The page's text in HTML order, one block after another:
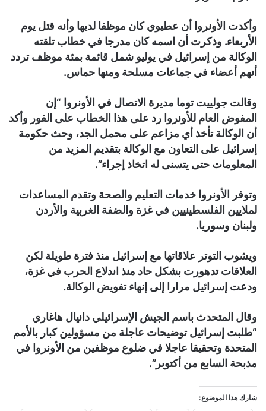
وأكدت الأونروا أن عطيوي كان موظفا لديها وأنه قتل يوم
الأربعاء. وذكرت أن اسمه كان مدرجا في خطاب تلقته
الوكالة من إسرائيل في يوليو شمل قائمة بمئة موظف تردد
أنهم أعضاء في جماعات مسلحة ومنها حماس.
وقالت جولييت توما مديرة الاتصال في الأونروا “إن
المفوض العام للأونروا رد على هذا الخطاب على الفور وأكد
أن الوكالة تأخذ أي مزاعم على محمل الجد، وحث حكومة
إسرائيل على التعاون مع الوكالة بتقديم المزيد من
المعلومات حتى يتسنى له اتخاذ إجراء”.
وتوفر الأونروا خدمات التعليم والصحة وتقدم المساعدات
لملايين الفلسطينيين في غزة والضفة الغربية والأردن
ولبنان وسوريا.
ويشوب التوتر علاقاتها مع إسرائيل منذ فترة طويلة لكن
العلاقات تدهورت بشكل حاد منذ اندلاع الحرب في غزة،
ودعت إسرائيل مرارا إلى إنهاء تفويض الوكالة.
وقال المتحدث باسم الجيش الإسرائيلي دانيال هاغاري
“طلبت إسرائيل توضيحات عاجلة من مسؤولين كبار بالأمم
المتحدة وتحقيقا عاجلا في ضلوع موظفين من الأونروا في
مذبحة السابع من أكتوبر”.
شارك هذا الموضوع: